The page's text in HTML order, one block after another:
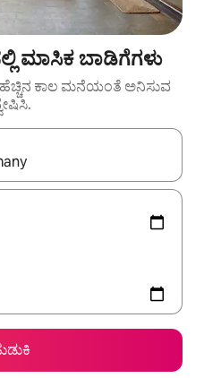
ಮಾಸಿಕ ಬಾಡಿಗೆಗಳು
ಹೆಚ್ಚಿನ ಕಾಲ ಮನೆಯಂತೆ ಅನಿಸುವ
ಡೌನ್ ಬಾಣದ ಕೀಲಿಗಳೊಂದಿಗೆ